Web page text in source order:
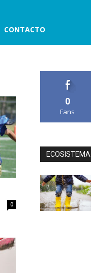
CONTACTO
0
0
Fans
ECOSISTEMA